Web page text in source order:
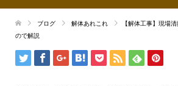
ブログ 解体あれこれ
【解体工事】現場
ので解説